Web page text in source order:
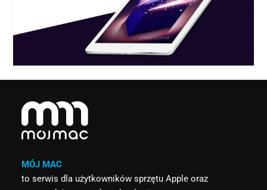
MÓJ MAC
to serwis dla użytkowników sprzętu Apple oraz